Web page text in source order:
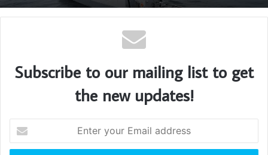
Subscribe to our mailing list to get
the new updates!
t